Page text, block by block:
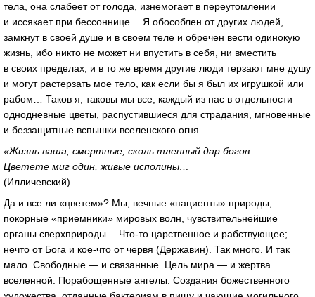
тела, она слабеет от голода, изнемогает в переутомлении
и иссякает при бессоннице… Я обособлен от других людей,
замкнут в своей душе и в своем теле и обречен вести одинокую
жизнь, ибо никто не может ни впустить в себя, ни вместить
в своих пределах; и в то же время другие люди терзают мне душу
и могут растерзать мое тело, как если бы я был их игрушкой или
рабом… Таков я; таковы мы все, каждый из нас в отдельности —
однодневные цветы, распустившиеся для страдания, мгновенные
и беззащитные вспышки вселенского огня…
«Жизнь ваша, смертные, сколь тленный дар богов:
Цветете миг один, живые исполины…
(Илличевский).
Да и все ли «цветем»? Мы, вечные «пациенты» природы,
покорные «приемники» мировых волн, чувствительнейшие
органы сверхприроды… Что-то царственное и рабствующее;
нечто от Бога и кое-что от червя (Державин). Так много. И так
мало. Свободные — и связанные. Цель мира — и жертва
вселенной. Порабощенные ангелы. Создания божественного